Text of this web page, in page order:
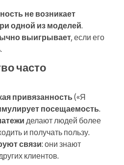
не возникает
одной из моделей.
выигрывает, если его
часто
привязанность («Я
посещаемость.
делают людей более
и получать пользу.
связи: они знают
клиентов.